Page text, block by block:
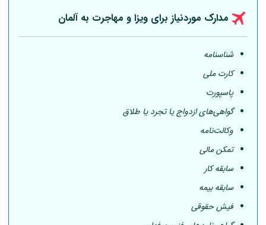
مدارک موردنیاز برای ویزا و مهاجرت بهآلمان
شناسنامه
کارت ملی
پاسپورت
گواهی‌های ازدواج یا تجرد یا طلاق
وکالت‌نامه
تمکن مالی
سابقه کار
سابقه بیمه
فیش حقوقی